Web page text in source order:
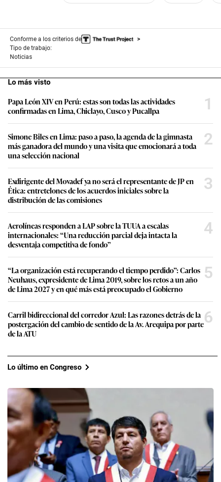
Conforme a los criterios de
Tipo de trabajo:
Noticias
Lo más visto
Papa León XIV en Perú: estas son todas las actividades
confirmadas en Lima, Chiclayo, Cusco y Pucallpa
1
Simone Biles en Lima: paso a paso, la agenda de la gimnasta
más ganadora del mundo y una visita que emocionará a toda
una selección nacional
2
Exdirigente del Movadef ya no será el representante de JP en
Ética: entretelones de los acuerdos iniciales sobre la
distribución de las comisiones
3
Aerolíneas responden a LAP sobre la TUUA a escalas
internacionales: “Una reducción parcial deja intacta la
desventaja competitiva de fondo”
4
“La organización está recuperando el tiempo perdido”: Carlos
Neuhaus, expresidente de Lima 2019, sobre los retos a un año
de Lima 2027 y en qué más está preocupado el Gobierno
5
Carril bidireccional del corredor Azul: Las razones detrás de la
postergación del cambio de sentido de la Av. Arequipa por parte
de la ATU
6
Lo último en Congreso